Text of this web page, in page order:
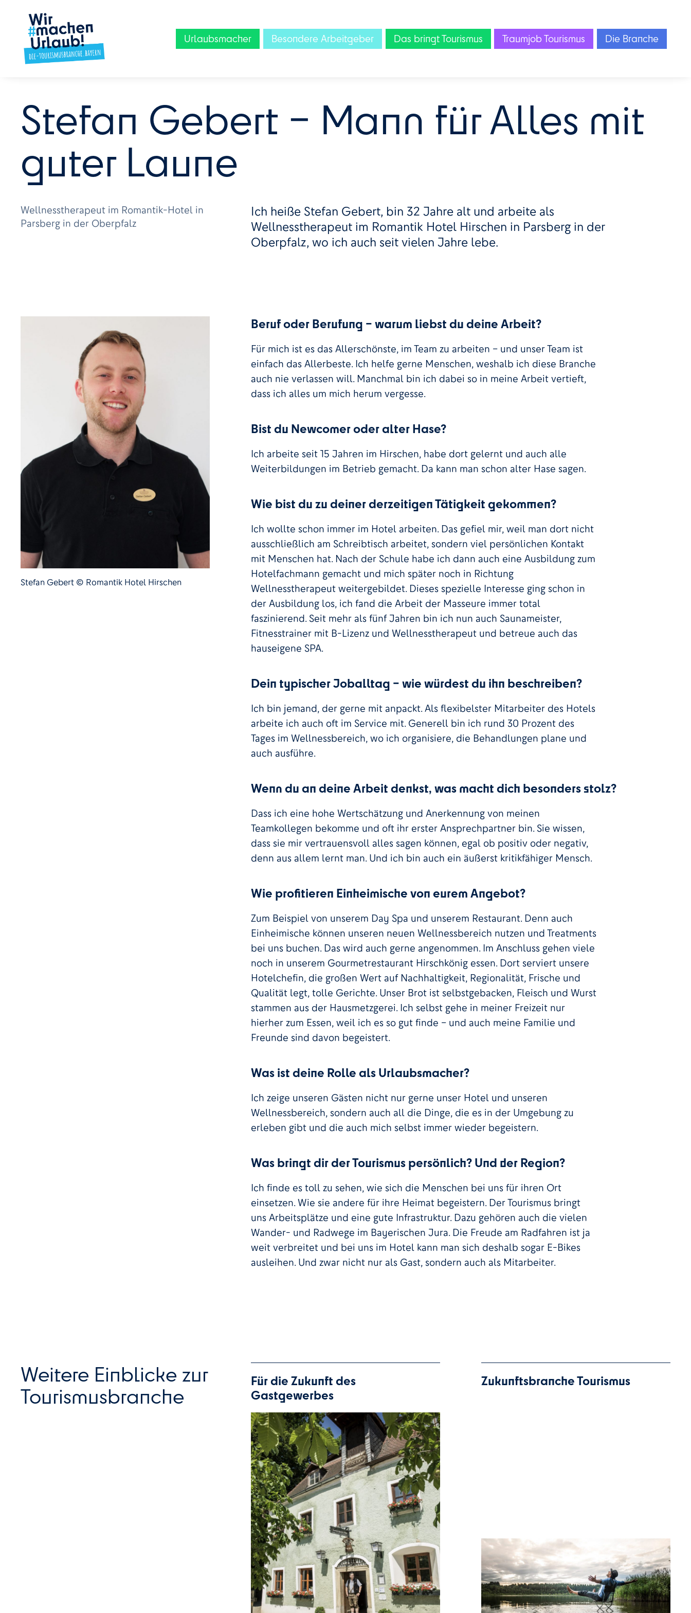
Urlaubsmacher Besondere Arbeitgeber Das bringt Tourismus Traumjob Tourismus Die Branche
Stefan Gebert – Mann für Alles mit
guter Laune
Wellnesstherapeut im Romantik-Hotel in
Parsberg in der Oberpfalz
Ich heiße Stefan Gebert, bin 32 Jahre alt und arbeite als
Wellnesstherapeut im Romantik Hotel Hirschen in Parsberg in der
Oberpfalz, wo ich auch seit vielen Jahre lebe.
Stefan Gebert © Romantik Hotel Hirschen
Beruf oder Berufung – warum liebst du deine Arbeit?
Für mich ist es das Allerschönste, im Team zu arbeiten – und unser Team ist
einfach das Allerbeste. Ich helfe gerne Menschen, weshalb ich diese Branche
auch nie verlassen will. Manchmal bin ich dabei so in meine Arbeit vertieft,
dass ich alles um mich herum vergesse.
Bist du Newcomer oder alter Hase?
Ich arbeite seit 15 Jahren im Hirschen, habe dort gelernt und auch alle
Weiterbildungen im Betrieb gemacht. Da kann man schon alter Hase sagen.
Wie bist du zu deiner derzeitigen Tätigkeit gekommen?
Ich wollte schon immer im Hotel arbeiten. Das gefiel mir, weil man dort nicht
ausschließlich am Schreibtisch arbeitet, sondern viel persönlichen Kontakt
mit Menschen hat. Nach der Schule habe ich dann auch eine Ausbildung zum
Hotelfachmann gemacht und mich später noch in Richtung
Wellnesstherapeut weitergebildet. Dieses spezielle Interesse ging schon in
der Ausbildung los, ich fand die Arbeit der Masseure immer total
faszinierend. Seit mehr als fünf Jahren bin ich nun auch Saunameister,
Fitnesstrainer mit B-Lizenz und Wellnesstherapeut und betreue auch das
hauseigene SPA.
Dein typischer Joballtag – wie würdest du ihn beschreiben?
Ich bin jemand, der gerne mit anpackt. Als flexibelster Mitarbeiter des Hotels
arbeite ich auch oft im Service mit. Generell bin ich rund 30 Prozent des
Tages im Wellnessbereich, wo ich organisiere, die Behandlungen plane und
auch ausführe.
Wenn du an deine Arbeit denkst, was macht dich besonders stolz?
Dass ich eine hohe Wertschätzung und Anerkennung von meinen
Teamkollegen bekomme und oft ihr erster Ansprechpartner bin. Sie wissen,
dass sie mir vertrauensvoll alles sagen können, egal ob positiv oder negativ,
denn aus allem lernt man. Und ich bin auch ein äußerst kritikfähiger Mensch.
Wie profitieren Einheimische von eurem Angebot?
Zum Beispiel von unserem Day Spa und unserem Restaurant. Denn auch
Einheimische können unseren neuen Wellnessbereich nutzen und Treatments
bei uns buchen. Das wird auch gerne angenommen. Im Anschluss gehen viele
noch in unserem Gourmetrestaurant Hirschkönig essen. Dort serviert unsere
Hotelchefin, die großen Wert auf Nachhaltigkeit, Regionalität, Frische und
Qualität legt, tolle Gerichte. Unser Brot ist selbstgebacken, Fleisch und Wurst
stammen aus der Hausmetzgerei. Ich selbst gehe in meiner Freizeit nur
hierher zum Essen, weil ich es so gut finde – und auch meine Familie und
Freunde sind davon begeistert.
Was ist deine Rolle als Urlaubsmacher?
Ich zeige unseren Gästen nicht nur gerne unser Hotel und unseren
Wellnessbereich, sondern auch all die Dinge, die es in der Umgebung zu
erleben gibt und die auch mich selbst immer wieder begeistern.
Was bringt dir der Tourismus persönlich? Und der Region?
Ich finde es toll zu sehen, wie sich die Menschen bei uns für ihren Ort
einsetzen. Wie sie andere für ihre Heimat begeistern. Der Tourismus bringt
uns Arbeitsplätze und eine gute Infrastruktur. Dazu gehören auch die vielen
Wander- und Radwege im Bayerischen Jura. Die Freude am Radfahren ist ja
weit verbreitet und bei uns im Hotel kann man sich deshalb sogar E-Bikes
ausleihen. Und zwar nicht nur als Gast, sondern auch als Mitarbeiter.
Weitere Einblicke zur
Tourismusbranche
Für die Zukunft des
Gastgewerbes
Zukunftsbranche Tourismus